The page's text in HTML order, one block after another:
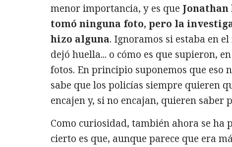
menor importancia, y es que
tomó ninguna foto, pero la
hizo alguna. Ignoramos si estaba en
dejó huella... o cómo es que supieron,
fotos. En principio suponemos que eso
sabe que los policías siempre quieren
encajen y, si no encajan, quieren saber
Como curiosidad, también ahora se ha
cierto es que, aunque parece que era